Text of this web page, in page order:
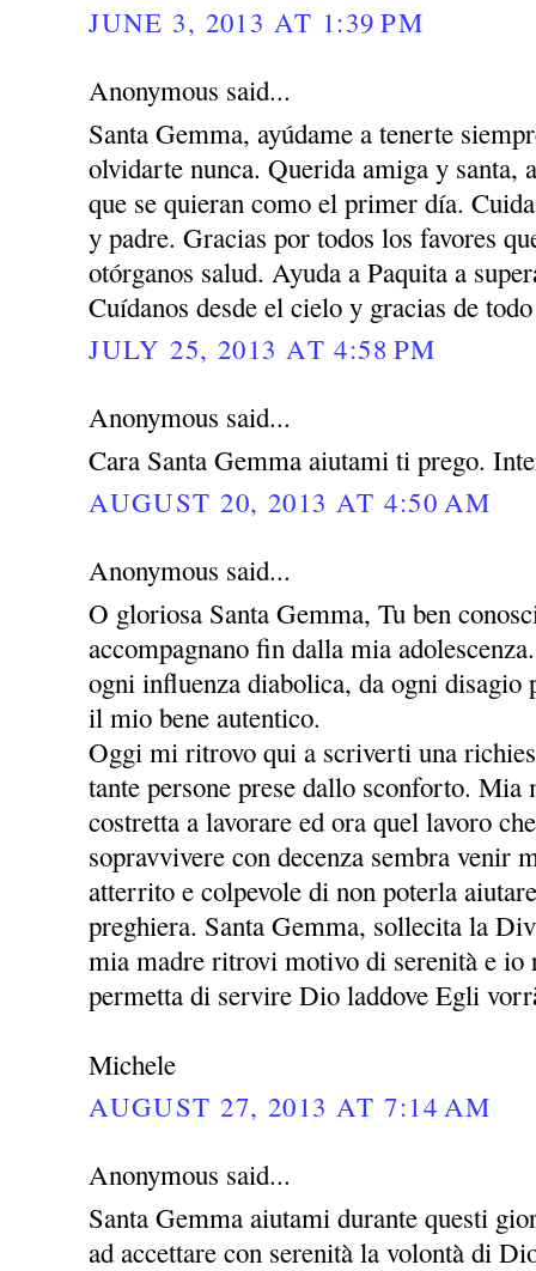
JUNE 3, 2013 AT 1:39 PM
Anonymous said...
Santa Gemma, ayúdame a tenerte
olvidarte nunca. Querida amiga y santa,
que se quieran como el primer día.
y padre. Gracias por todos los favores
otórganos salud. Ayuda a Paquita a
Cuídanos desde el cielo y gracias de
JULY 25, 2013 AT 4:58 PM
Anonymous said...
Cara Santa Gemma aiutami ti prego.
AUGUST 20, 2013 AT 4:50 AM
Anonymous said...
O gloriosa Santa Gemma, Tu ben
accompagnano fin dalla mia
ogni influenza diabolica, da ogni disagio
il mio bene autentico.
Oggi mi ritrovo qui a scriverti una
tante persone prese dallo sconforto. Mia
costretta a lavorare ed ora quel lavoro
sopravvivere con decenza sembra venir
atterrito e colpevole di non poterla
preghiera. Santa Gemma, sollecita la
mia madre ritrovi motivo di serenità e
permetta di servire Dio laddove Egli
Michele
AUGUST 27, 2013 AT 7:14 AM
Anonymous said...
Santa Gemma aiutami durante questi
ad accettare con serenità la volontà di